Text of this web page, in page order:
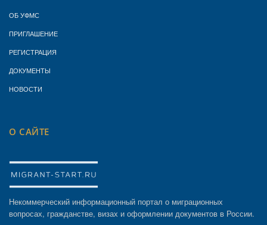
ОБ УФМС
ПРИГЛАШЕНИЕ
РЕГИСТРАЦИЯ
ДОКУМЕНТЫ
НОВОСТИ
О САЙТЕ
Некоммерческий информационный портал о миграционных
вопросах, гражданстве, визах и оформлении документов в России.